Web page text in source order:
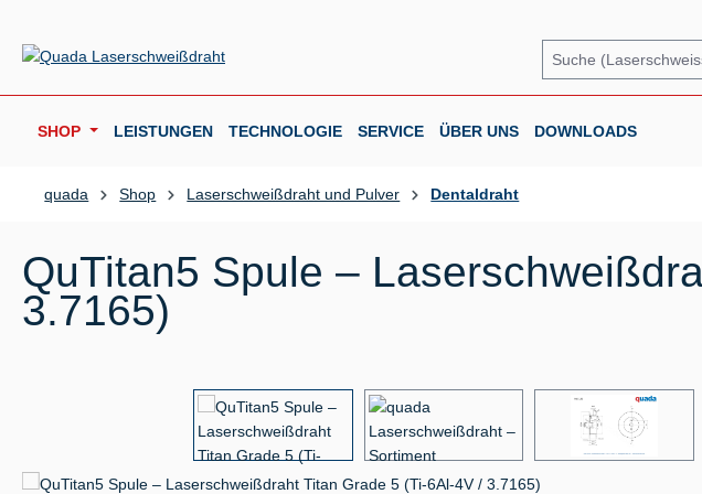
SHOP LEISTUNGEN TECHNOLOGIE SERVICE ÜBER UNS DOWNLOADS
quada Shop Laserschweißdraht und Pulver Dentaldraht
QuTitan5 Spule –
3.7165)
Bildergalerie überspringen